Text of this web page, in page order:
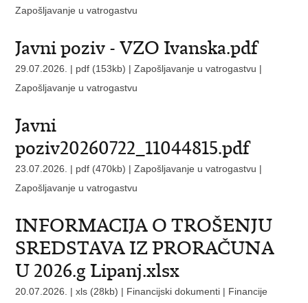
Zapošljavanje u vatrogastvu
Javni poziv - VZO Ivanska.pdf
29.07.2026. | pdf (153kb) | Zapošljavanje u vatrogastvu |
Zapošljavanje u vatrogastvu
Javni
poziv20260722_11044815.pdf
23.07.2026. | pdf (470kb) | Zapošljavanje u vatrogastvu |
Zapošljavanje u vatrogastvu
INFORMACIJA O TROŠENJU
SREDSTAVA IZ PRORAČUNA
U 2026.g Lipanj.xlsx
20.07.2026. | xls (28kb) | Financijski dokumenti | Financije